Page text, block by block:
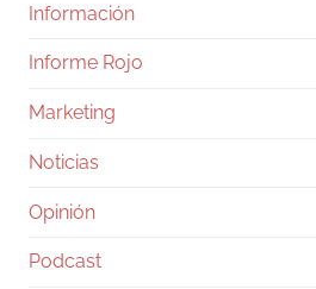
Información
Informe Rojo
Marketing
Noticias
Opinión
Podcast